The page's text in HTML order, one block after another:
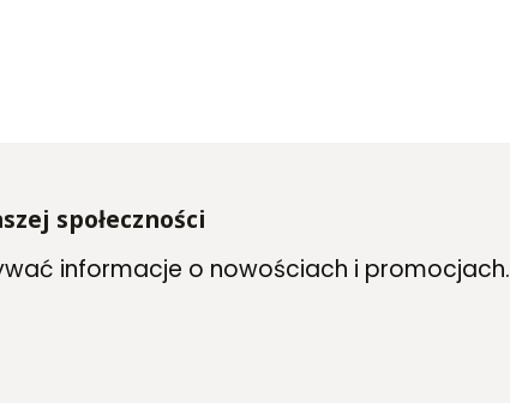
społeczności
informacje o nowościach i promocjach.